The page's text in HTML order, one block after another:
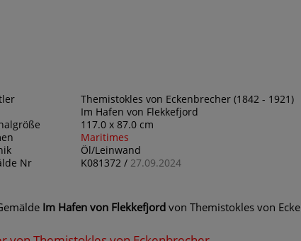
Themistokles von Eckenbrecher (1842 - 1921)
Im Hafen von Flekkefjord
117.0 x 87.0 cm
Maritimes
Öl/Leinwand
Nr
K081372 / 27.09.2024
Im Hafen von Flekkefjord von Themistokles von